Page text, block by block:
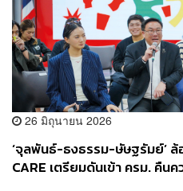
26 มิถุนายน 2026
‘จุลพันธ์-ธงธรรม-ษัษฐรัมย์’ ล้
CARE เตรียมดันเข้า ครม. คืน